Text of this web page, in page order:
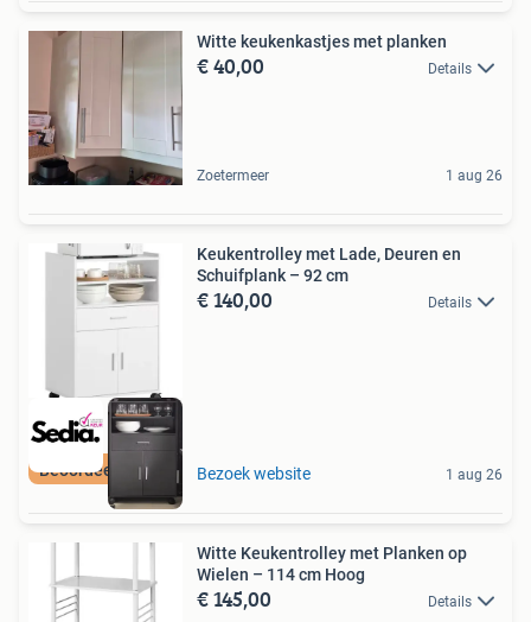
Witte keukenkastjes met planken
€ 40,00 Details
Zoetermeer 1 aug 26
Keukentrolley met Lade, Deuren en
Schuifplank – 92 cm
€ 140,00 Details
Bezoek website 1 aug 26
Witte Keukentrolley met Planken op
Wielen – 114 cm Hoog
€ 145,00 Details